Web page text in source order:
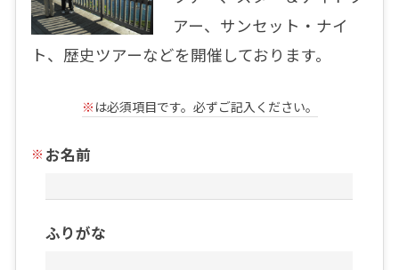
アー、サンセット・ナイ
ト、歴史ツアーなどを開催しております。
※ は必須項目です。必ずご記入ください。
お名前
ふりがな